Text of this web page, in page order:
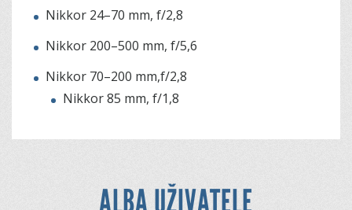
Nikkor 24–70 mm, f/2,8
Nikkor 200–500 mm, f/5,6
Nikkor 70–200 mm,f/2,8
Nikkor 85 mm, f/1,8